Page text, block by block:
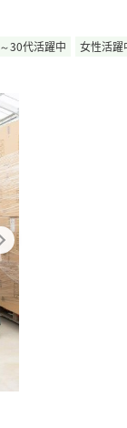
30代活躍中 女性活躍